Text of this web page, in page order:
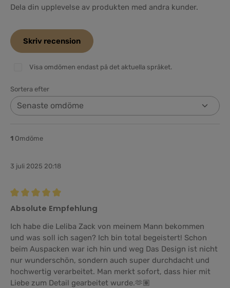
Dela din upplevelse av produkten med andra kunder.
Skriv recension
Visa omdömen endast på det aktuella språket.
Sortera efter
1 Omdöme
3 juli 2025 20:18
Recension med betyg på 5 av 5 stjärnor
Absolute Empfehlung
Ich habe die Leliba Zack von meinem Mann bekommen
und was soll ich sagen? Ich bin total begeistert! Schon
beim Auspacken war ich hin und weg Das Design ist nicht
nur wunderschön, sondern auch super durchdacht und
hochwertig verarbeitet. Man merkt sofort, dass hier mit
Liebe zum Detail gearbeitet wurde.🫶🏽